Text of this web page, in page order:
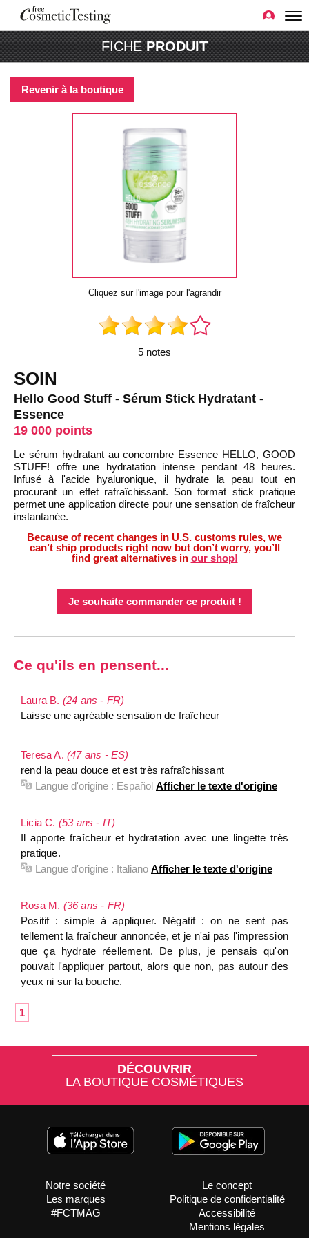
FICHEPRODUIT
Revenir à la boutique
Cliquez sur l'image pour l'agrandir
5 notes
SOIN
Hello Good Stuff - Sérum Stick Hydratant -
Essence
19 000 points
Le sérum hydratant au concombre Essence HELLO, GOOD
STUFF! offre une hydratation intense pendant 48 heures.
Infusé à l'acide hyaluronique, il hydrate la peau tout en
procurant un effet rafraîchissant. Son format stick pratique
permet une application directe pour une sensation de fraîcheur
instantanée.
Because of recent changes in U.S. customs rules, we
can’t ship products right now but don’t worry, you’ll
find great alternatives in our shop!
Je souhaite commander ce produit !
Ce qu'ils en pensent...
Laura B. (24 ans - FR)
Laisse une agréable sensation de fraîcheur
Teresa A. (47 ans - ES)
rend la peau douce et est très rafraîchissant
Langue d'origine : Español Afficher le texte d'origine
Licia C. (53 ans - IT)
Il apporte fraîcheur et hydratation avec une lingette très
pratique.
Langue d'origine : Italiano Afficher le texte d'origine
Rosa M. (36 ans - FR)
Positif : simple à appliquer. Négatif : on ne sent pas
tellement la fraîcheur annoncée, et je n'ai pas l'impression
que ça hydrate réellement. De plus, je pensais qu'on
pouvait l'appliquer partout, alors que non, pas autour des
yeux ni sur la bouche.
1
DÉCOUVRIR
LA BOUTIQUE COSMÉTIQUES
Notre société
Les marques
#FCTMAG
Le concept
Politique de confidentialité
Accessibilité
Mentions légales